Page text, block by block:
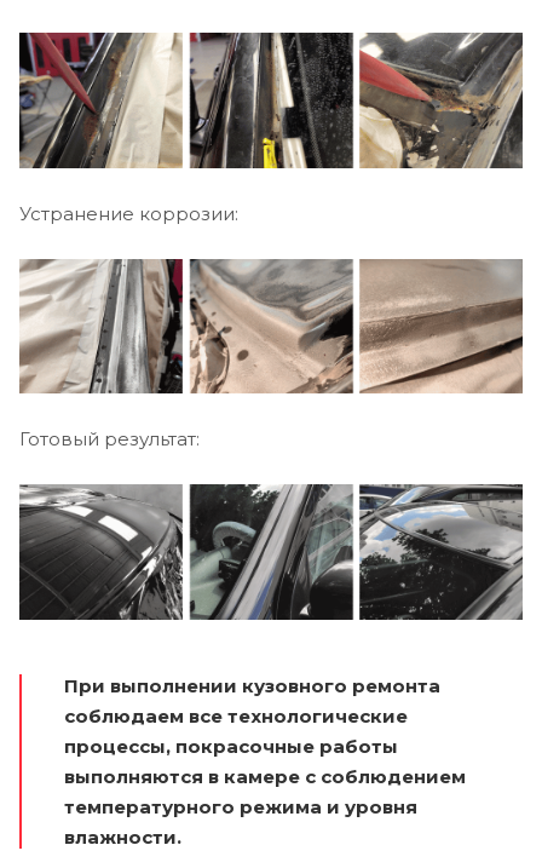
Устранение коррозии:
Готовый результат:
При выполнении кузовного ремонта
соблюдаем все технологические
процессы, покрасочные работы
выполняются в камере с соблюдением
температурного режима и уровня
влажности.